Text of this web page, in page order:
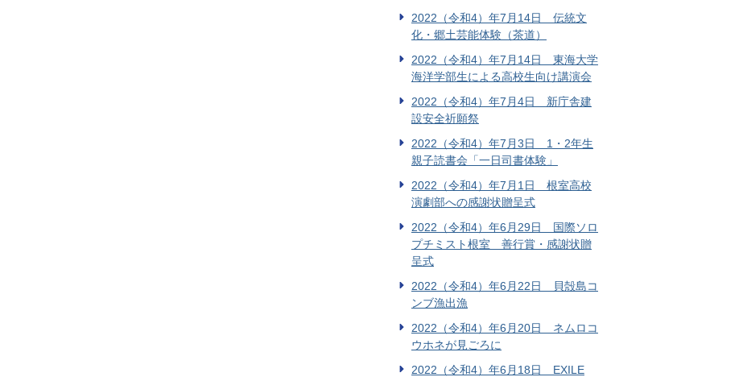
2022（令和4）年7月14日 伝統文
化・郷土芸能体験（茶道）
2022（令和4）年7月14日 東海大学
海洋学部生による高校生向け講演会
2022（令和4）年7月4日 新庁舎建
設安全祈願祭
2022（令和4）年7月3日 1・2年生
親子読書会「一日司書体験」
2022（令和4）年7月1日 根室高校
演劇部への感謝状贈呈式
2022（令和4）年6月29日 国際ソロ
プチミスト根室 善行賞・感謝状贈
呈式
2022（令和4）年6月22日 貝殻島コ
ンブ漁出漁
2022（令和4）年6月20日 ネムロコ
ウホネが見ごろに
2022（令和4）年6月18日 EXILE